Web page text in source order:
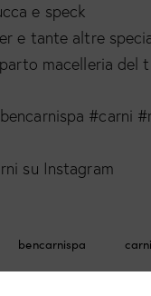
e speck
e tante altre
macelleria del
#carni
su Instagram
bencarnispa carni